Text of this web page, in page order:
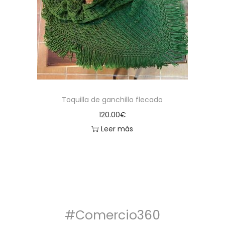
Toquilla de ganchillo flecado
120.00€
Leer más
#Comercio360